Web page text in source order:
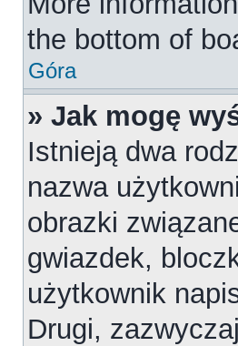
the bottom of
Góra
» Jak mogę
Istnieją dwa
nazwa
obrazki
gwiazdek,
użytkownik
Drugi,